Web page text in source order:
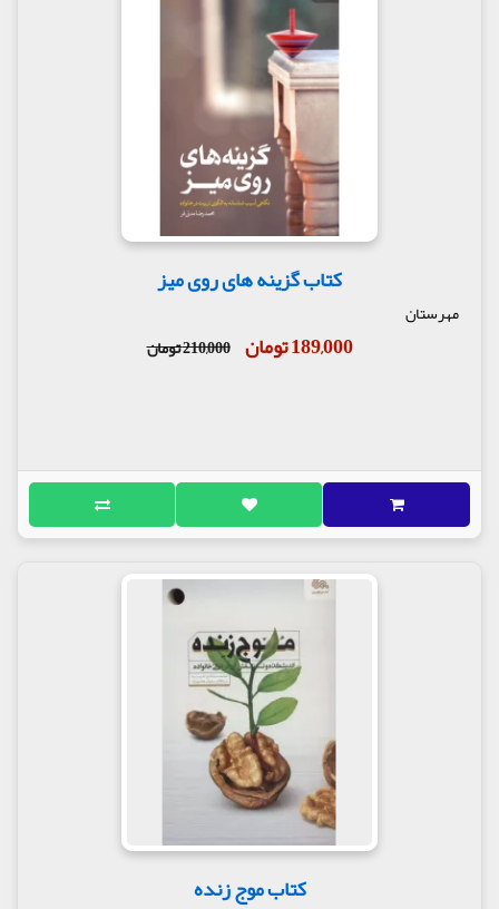
کتاب گزینه های روی میز
مهرستان
189,000 تومان 210,000 تومان
کتاب موج زنده